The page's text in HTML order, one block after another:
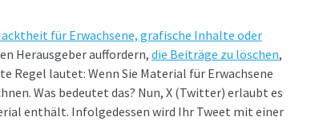
für Erwachsene, grafische Inhalte oder
Herausgeber auffordern, die Beiträge zu löschen,
Regel lautet: Wenn Sie Material für Erwachsene
Was bedeutet das? Nun, X (Twitter) erlaubt es
enthält. Infolgedessen wird Ihr Tweet mit einer